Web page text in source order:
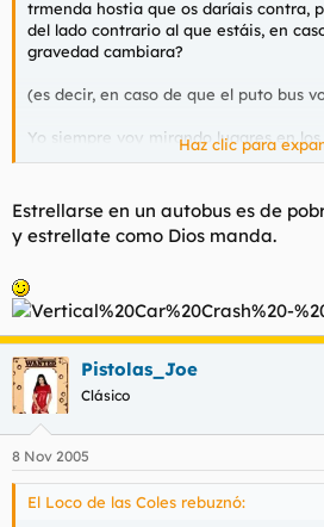
trmenda hostia que os daríais contra,
del lado contrario al que estáis, en
gravedad cambiara?
(es decir, en caso de que el puto bus
Yo siempre voy mirando lugares en
para no irme disparado de boca
autobuses por dentro. Parece que los
en caso de volcar no sobreviva ni DIOS.
Haz clic para
Estrellarse en un autobus es de
y estrellate como Dios manda.
Pistolas_Joe
Clásico
8 Nov 2005
El Loco de las Coles rebuznó: